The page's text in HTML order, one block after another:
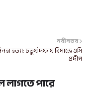
নবীনতর
হত্যা: চতুর্থ দফায় রিমান্ডে ওসি
প্রদীপ
পারে